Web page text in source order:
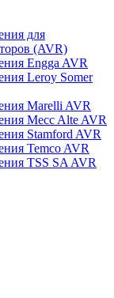
для
(AVR)
Engga AVR
Leroy Somer
Marelli AVR
Mecc Alte AVR
Stamford AVR
Temco AVR
TSS SA AVR